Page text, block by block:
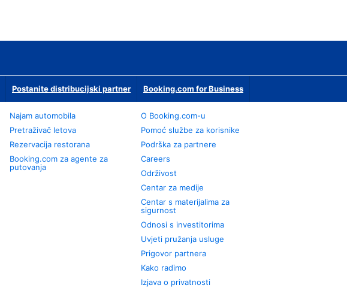
Postanite distribucijski partner Booking.com for Business
Najam automobila
Pretraživač letova
Rezervacija restorana
Booking.com za agente za
putovanja
O Booking.com-u
Pomoć službe za korisnike
Podrška za partnere
Careers
Održivost
Centar za medije
Centar s materijalima za
sigurnost
Odnosi s investitorima
Uvjeti pružanja usluge
Prigovor partnera
Kako radimo
Izjava o privatnosti